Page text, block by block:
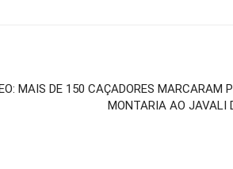
MAIS DE 150 CAÇADORES MARCARAM
MONTARIA AO JAVALI